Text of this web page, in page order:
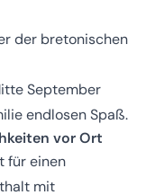
der bretonischen
September
endlosen Spaß.
vor Ort
für einen
mit